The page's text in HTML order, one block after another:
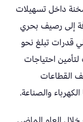
داخل تسهيلات
إلى رصيف بحري
قدرات تبلغ نحو
لتأمين احتياجات
القطاعات
والصناعة.